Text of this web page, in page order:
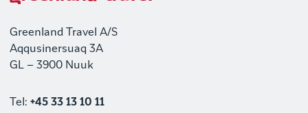
Greenland Travel A/S
Aqqusinersuaq 3A
GL – 3900 Nuuk
Tel: +45 33 13 10 11